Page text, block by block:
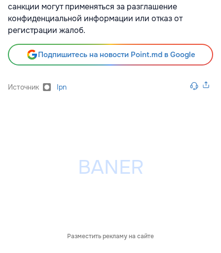
санкции могут применяться за разглашение
конфиденциальной информации или отказ от
регистрации жалоб.
Подпишитесь на новости Point.md в Google
Источник Ipn
Разместить рекламу на сайте